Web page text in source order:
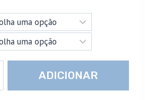
ADICIONAR